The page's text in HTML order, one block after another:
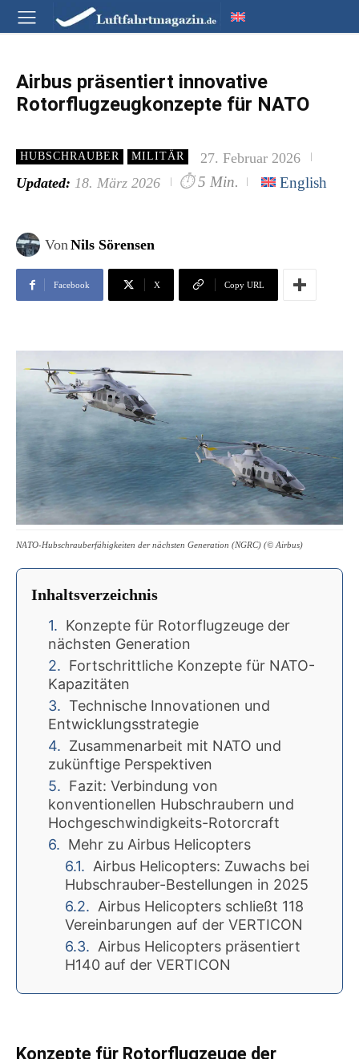
Airbus präsentiert innovative
Rotorflugzeugkonzepte für NATO
HUBSCHRAUBER MILITÄR
27. Februar 2026
Updated: 18. März 2026 ⏱ 5 Min. English
VonNils Sörensen
Facebook X Copy URL
NATO-Hubschrauberfähigkeiten der nächsten Generation (NGRC) (© Airbus)
Inhaltsverzeichnis
Konzepte für Rotorflugzeuge der
nächsten Generation
Fortschrittliche Konzepte für NATO-
Kapazitäten
Technische Innovationen und
Entwicklungsstrategie
Zusammenarbeit mit NATO und
zukünftige Perspektiven
Fazit: Verbindung von
konventionellen Hubschraubern und
Hochgeschwindigkeits-Rotorcraft
Mehr zu Airbus Helicopters
Airbus Helicopters: Zuwachs bei
Hubschrauber-Bestellungen in 2025
Airbus Helicopters schließt 118
Vereinbarungen auf der VERTICON
Airbus Helicopters präsentiert
H140 auf der VERTICON
Konzepte für Rotorflugzeuge der